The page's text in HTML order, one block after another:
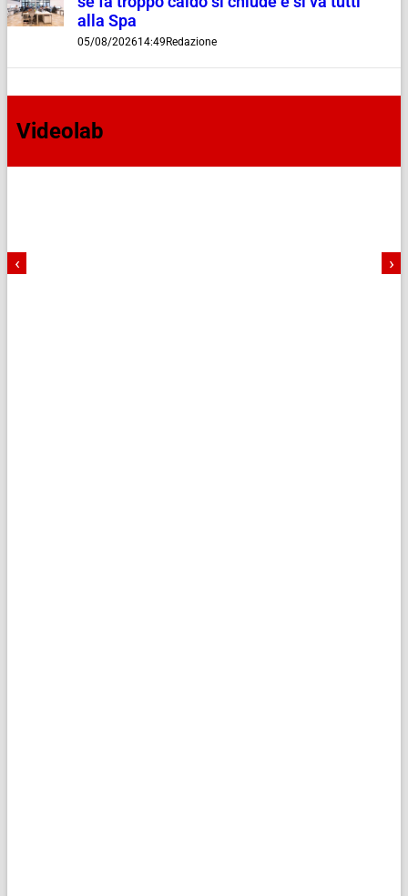
alla Spa
05/08/202614:49 Redazione
Videolab
‹ ›